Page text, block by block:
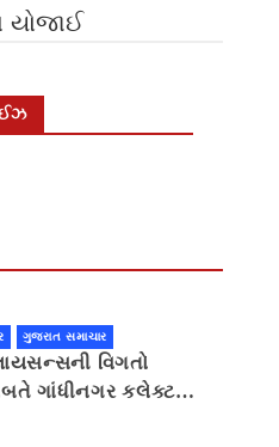
યોજાઈ
ગુજરાત સમાચાર
વિગતો
ગાંધીનગર કલેક્ટર